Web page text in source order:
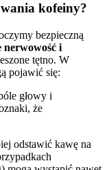
kofeiny?
bezpieczną
nerwowość i
tętno. W
pojawić się:
głowy i
że
odstawić kawę na